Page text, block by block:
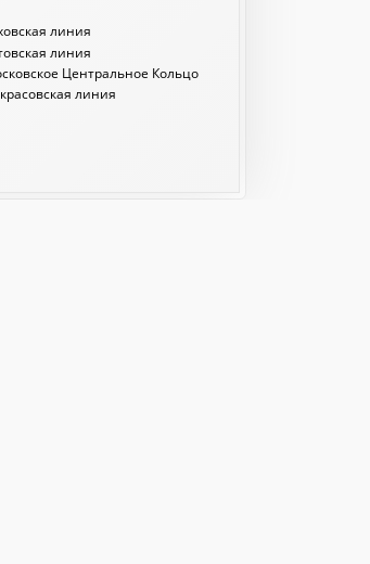
линия
линия
Центральное Кольцо
линия